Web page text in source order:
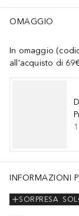
OMAGGIO
In omaggio
all'acquisto di
1
INFORMAZIONI
SORPRESA